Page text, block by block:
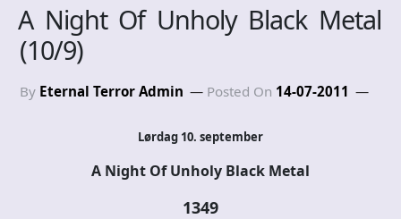
A Night Of Unholy Black Metal
(10/9)
By Eternal Terror Admin Posted On 14-07-2011
Lørdag 10. september
A Night Of Unholy Black Metal
1349